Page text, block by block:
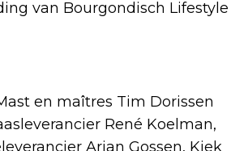
van Bourgondisch Lifestyle
en maîtres Tim Dorissen
René Koelman,
Arjan Gossen, Kiek